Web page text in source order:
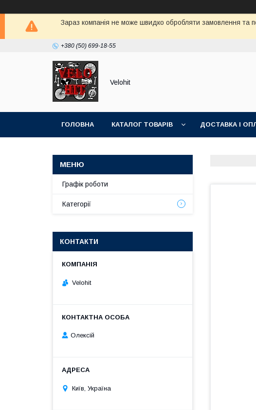
Зараз компанія не може швидко обробляти замовлення та
+380 (50) 699-18-55
Velohit
ГОЛОВНА КАТАЛОГ ТОВАРІВ ДОСТАВКА І
Графік роботи
Категорії
КОНТАКТИ
Velohit
Олексій
Київ, Україна